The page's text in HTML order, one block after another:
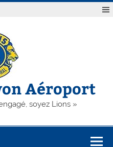
Aéroport
soyez Lions »